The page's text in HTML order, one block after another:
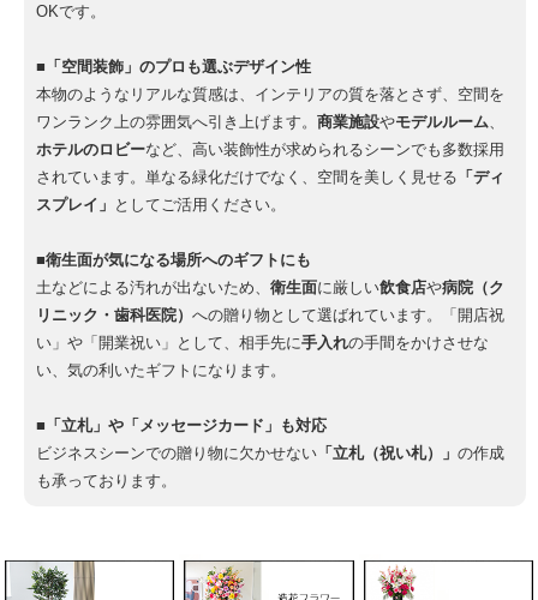
OKです。
■「空間装飾」のプロも選ぶデザイン性
本物のようなリアルな質感は、インテリアの質を落とさず、空間を
ワンランク上の雰囲気へ引き上げます。 商業施設やモデルルーム
ホテルのロビーなど、高い装飾性が求められるシーンでも多数採用
されています。単なる緑化だけでなく、空間を美しく見せる 「ディ
スプレイ」 としてご活用ください。
■衛生面が気になる場所へのギフトにも
土などによる汚れが出ないため、 衛生面に厳しい飲食店や病院（ク
リニック・歯科医院） への贈り物として選ばれています。「開店祝
い」や「開業祝い」として、相手先に手入れの手間をかけさせな
い、気の利いたギフトになります。
■「立札」や「メッセージカード」も対応
ビジネスシーンでの贈り物に欠かせない 「立札（祝い札）」 の作成
も承っております。